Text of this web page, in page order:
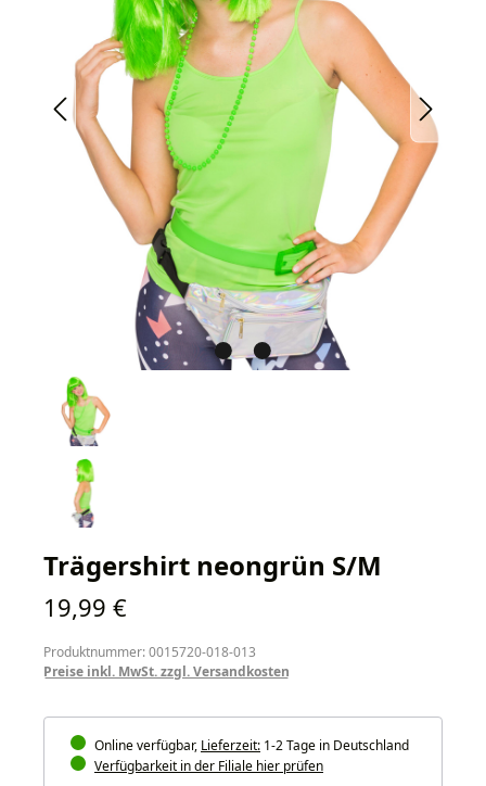
Trägershirt neongrün S/M
Regulärer Preis:
19,99 €
Produktnummer: 0015720-018-013
Preise inkl. MwSt. zzgl. Versandkosten
Online verfügbar, Lieferzeit: 1-2 Tage in Deutschland
Verfügbarkeit in der Filiale hier prüfen